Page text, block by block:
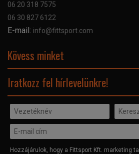
Adatvédelmi nyilatkozat
06 20 318 7575
06 30 827 6122
E-mail: info@fittsport.com
Kövess minket
Iratkozz fel hírlevelünkre!
Hozzájárulok, hogy a Fittsport Kft. marketing